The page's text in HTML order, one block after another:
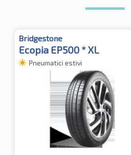
Bridgestone
Ecopia EP500 * XL
Pneumatici estivi